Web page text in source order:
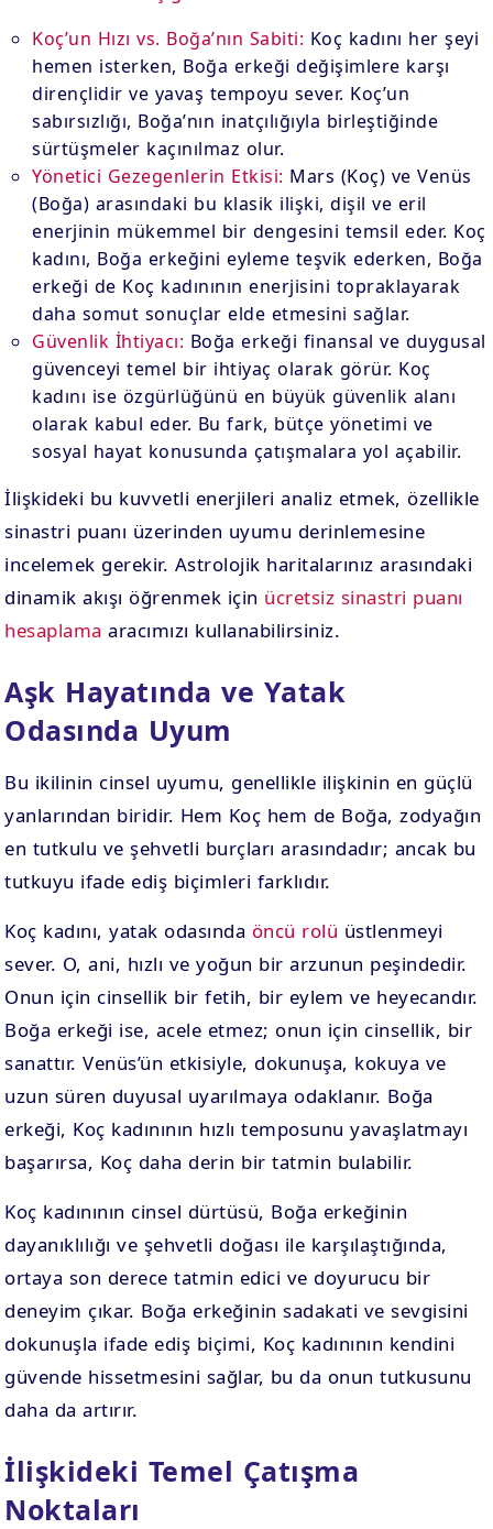
Koç’un Hızı vs. Boğa’nın Sabiti: Koç kadını her şeyi
hemen isterken, Boğa erkeği değişimlere karşı
dirençlidir ve yavaş tempoyu sever. Koç’un
sabırsızlığı, Boğa’nın inatçılığıyla birleştiğinde
sürtüşmeler kaçınılmaz olur.
Yönetici Gezegenlerin Etkisi: Mars (Koç) ve Venüs
(Boğa) arasındaki bu klasik ilişki, dişil ve eril
enerjinin mükemmel bir dengesini temsil eder. Koç
kadını, Boğa erkeğini eyleme teşvik ederken, Boğa
erkeği de Koç kadınının enerjisini topraklayarak
daha somut sonuçlar elde etmesini sağlar.
Güvenlik İhtiyacı: Boğa erkeği finansal ve duygusal
güvenceyi temel bir ihtiyaç olarak görür. Koç
kadını ise özgürlüğünü en büyük güvenlik alanı
olarak kabul eder. Bu fark, bütçe yönetimi ve
sosyal hayat konusunda çatışmalara yol açabilir.
İlişkideki bu kuvvetli enerjileri analiz etmek, özellikle
sinastri puanı üzerinden uyumu derinlemesine
incelemek gerekir. Astrolojik haritalarınız arasındaki
dinamik akışı öğrenmek için ücretsiz sinastri puanı
hesaplama aracımızı kullanabilirsiniz.
Aşk Hayatında ve Yatak
Odasında Uyum
Bu ikilinin cinsel uyumu, genellikle ilişkinin en güçlü
yanlarından biridir. Hem Koç hem de Boğa, zodyağın
en tutkulu ve şehvetli burçları arasındadır; ancak bu
tutkuyu ifade ediş biçimleri farklıdır.
Koç kadını, yatak odasında öncü rolü üstlenmeyi
sever. O, ani, hızlı ve yoğun bir arzunun peşindedir.
Onun için cinsellik bir fetih, bir eylem ve heyecandır.
Boğa erkeği ise, acele etmez; onun için cinsellik, bir
sanattır. Venüs’ün etkisiyle, dokunuşa, kokuya ve
uzun süren duyusal uyarılmaya odaklanır. Boğa
erkeği, Koç kadınının hızlı temposunu yavaşlatmayı
başarırsa, Koç daha derin bir tatmin bulabilir.
Koç kadınının cinsel dürtüsü, Boğa erkeğinin
dayanıklılığı ve şehvetli doğası ile karşılaştığında,
ortaya son derece tatmin edici ve doyurucu bir
deneyim çıkar. Boğa erkeğinin sadakati ve sevgisini
dokunuşla ifade ediş biçimi, Koç kadınının kendini
güvende hissetmesini sağlar, bu da onun tutkusunu
daha da artırır.
İlişkideki Temel Çatışma
Noktaları